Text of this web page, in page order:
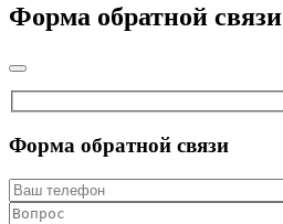
Форма обратной связи
Форма обратной связи